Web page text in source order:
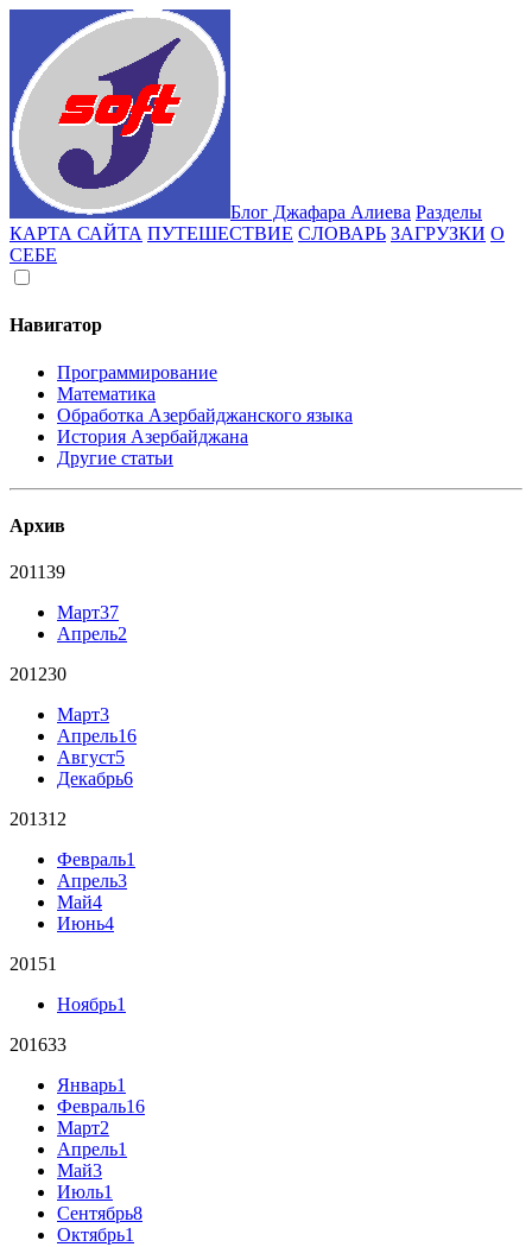
Блог Джафара Алиева Разделы
КАРТА САЙТА ПУТЕШЕСТВИЕ СЛОВАРЬ ЗАГРУЗКИ О
СЕБЕ
Навигатор
Программирование
Математика
Обработка Азербайджанского языка
История Азербайджана
Другие статьи
Архив
201139
Март37
Апрель2
201230
Март3
Апрель16
Август5
Декабрь6
201312
Февраль1
Апрель3
Май4
Июнь4
20151
Ноябрь1
201633
Январь1
Февраль16
Март2
Апрель1
Май3
Июль1
Сентябрь8
Октябрь1